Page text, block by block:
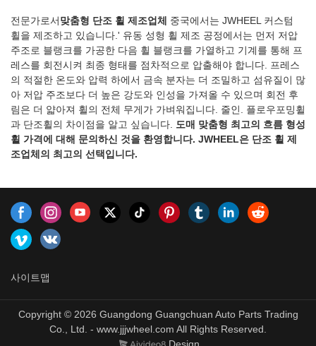
전문가로서맞춤형 단조 휠 제조업체 중국에서는 JWHEEL 커스텀
휠을 제조하고 있습니다.' 유동 성형 휠 제조 공정에서는 먼저 저압
주조로 블랭크를 가공한 다음 휠 블랭크를 가열하고 기계를 통해 프
레스를 회전시켜 최종 형태를 점차적으로 압출해야 합니다. 프레스
의 적절한 온도와 압력 하에서 금속 분자는 더 조밀하고 섬유질이 많
아 저압 주조보다 더 높은 강도와 ​​인성을 가져올 수 있으며 회전 후
림은 더 얇아져 휠의 전체 무게가 가벼워집니다. 줄인. 플로우포밍휠
과 단조휠의 차이점을 알고 싶습니다.
도매 맞춤형 최고의 흐름 형성
휠 가격에 대해 문의하신 것을 환영합니다. JWHEEL은 단조 휠 제
조업체의 최고의 선택입니다.
유하고 있습니다. 우리는 항상
고객의 요구를 충족시키고 산업
발전을 주도하기 위해 알루미늄
합금 휠 제조에서 다양한 첨단
기술 이점을 유지합니다.적용 가
능한 모델:Toyota, Honda,
Nissan,
Mazda,Mitsubishi,Subaru,suzuki
다양한 선진 기술 이점을 유지하
여 고객의 요구를 충족시키고 산
업 발전을 주도합니다.적용 가능
한 모델: 모든 유형
사이트맵
Copyright © 2026 Guangdong Guangchuan Auto Parts Trading
Co., Ltd. - www.jjjwheel.com All Rights Reserved.